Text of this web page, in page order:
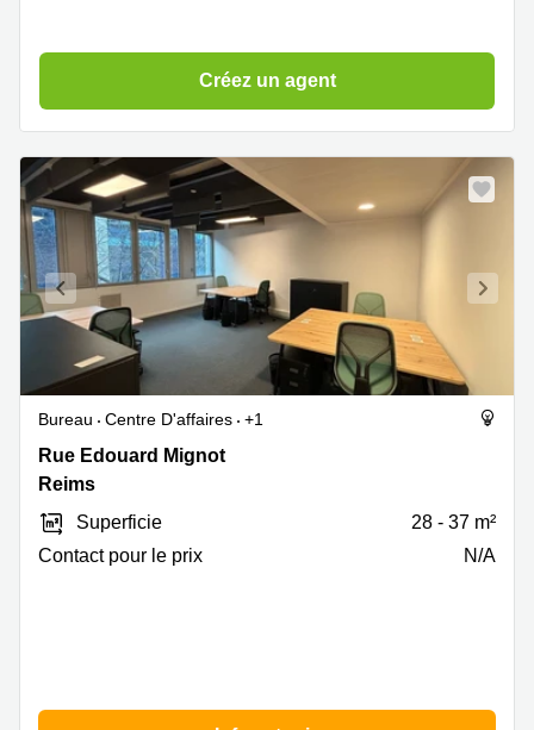
Créez un agent
Bureau Centre D'affaires
+1
Rue
Edouard
6,
Reims
Rue Edouard Mignot
Reims
Superficie
28 - 37 m²
Contact pour le prix
N/A